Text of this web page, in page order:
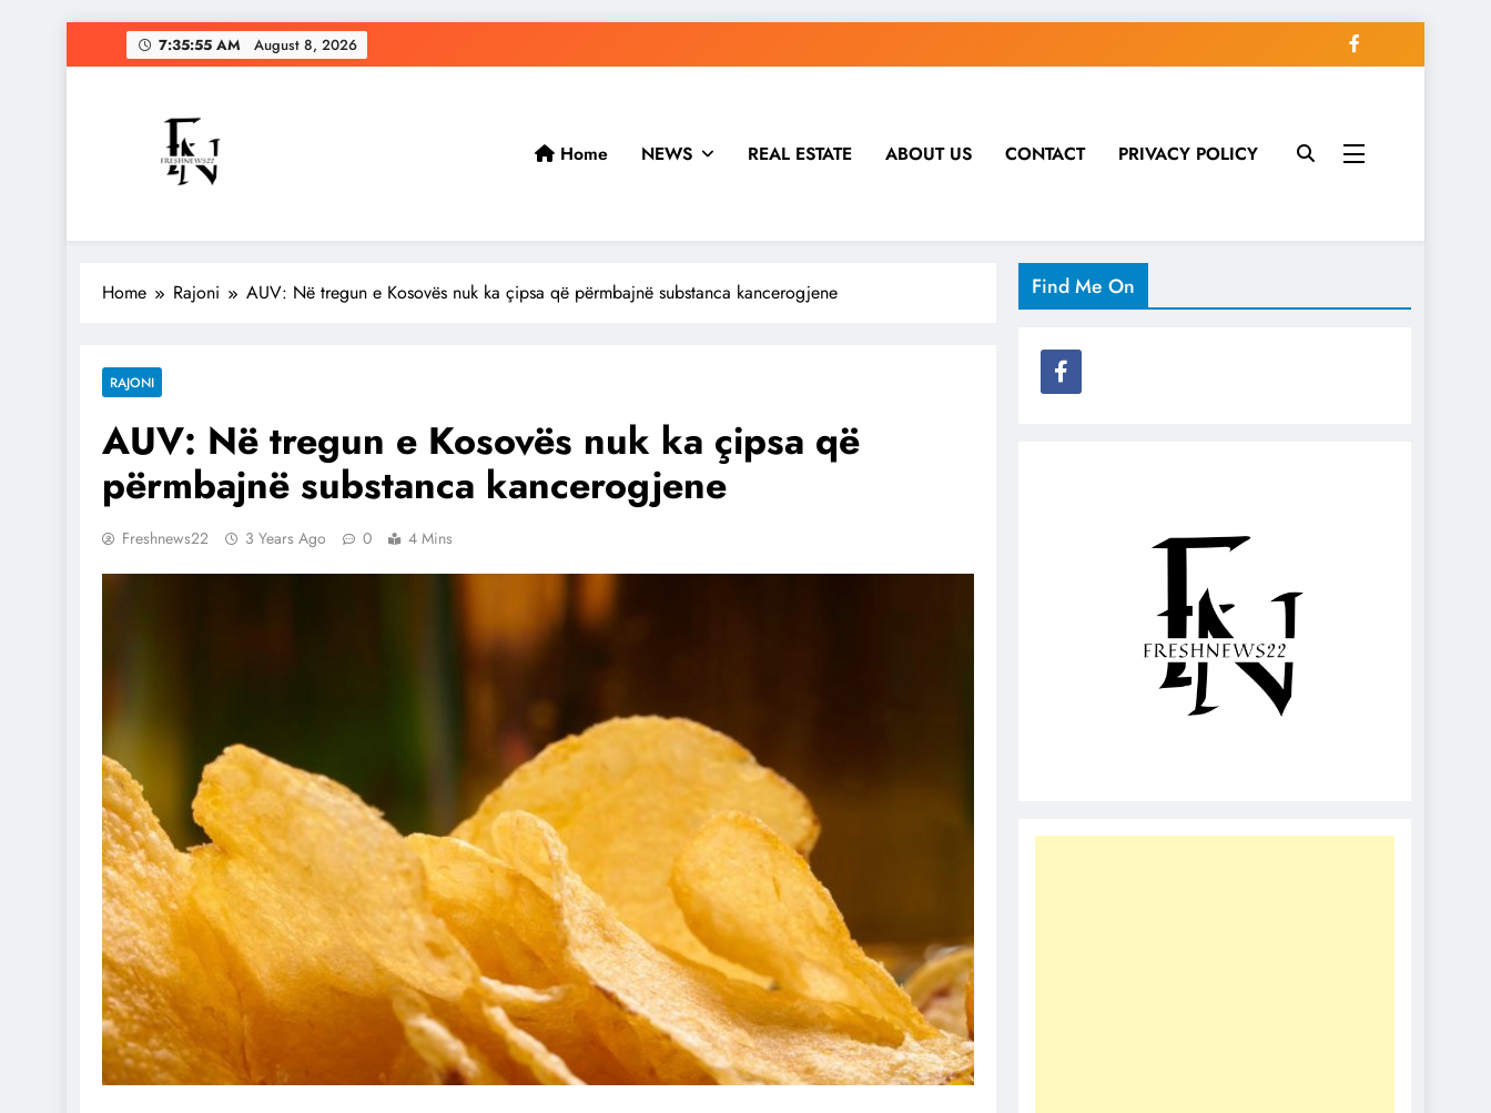
to
7:35:56 AM August 8, 2026
Freshnews22
Best News Website in North Macedonia
Home NEWS REAL ESTATE ABOUT US CONTACT PRIVACY POLICY
Home Rajoni AUV: Në tregun e Kosovës nuk ka çipsa që përmbajnë substanca kancerogjene
RAJONI
AUV: Në tregun e Kosovës nuk ka çipsa që
përmbajnë substanca kancerogjene
Freshnews22 3 Years Ago 0 4 Mins
Find Me On